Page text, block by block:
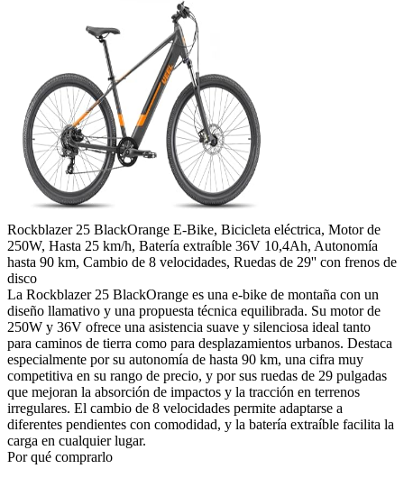
Rockblazer 25 BlackOrange E-Bike, Bicicleta eléctrica, Motor de
250W, Hasta 25 km/h, Batería extraíble 36V 10,4Ah, Autonomía
hasta 90 km, Cambio de 8 velocidades, Ruedas de 29'' con frenos de
disco
La Rockblazer 25 BlackOrange es una e-bike de montaña con un
diseño llamativo y una propuesta técnica equilibrada. Su motor de
250W y 36V ofrece una asistencia suave y silenciosa ideal tanto
para caminos de tierra como para desplazamientos urbanos. Destaca
especialmente por su autonomía de hasta 90 km, una cifra muy
competitiva en su rango de precio, y por sus ruedas de 29 pulgadas
que mejoran la absorción de impactos y la tracción en terrenos
irregulares. El cambio de 8 velocidades permite adaptarse a
diferentes pendientes con comodidad, y la batería extraíble facilita la
carga en cualquier lugar.
Por qué comprarlo